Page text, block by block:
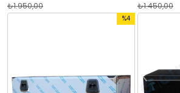
₺1.950,00
₺1.450,00
%4